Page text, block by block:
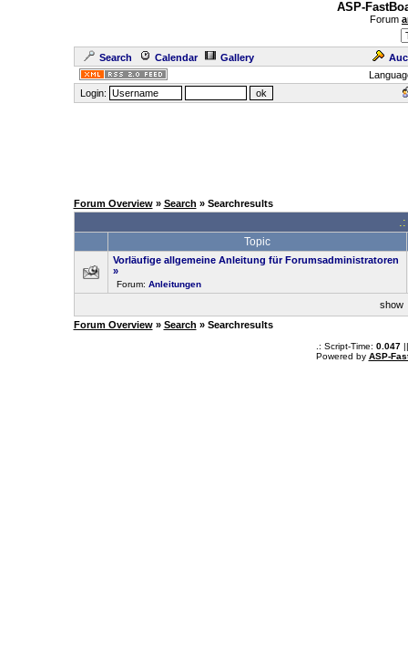
ASP-
Forum
Search Calendar Gallery
Login:
Forum Overview» Search » Searchresults
Topic
Vorläufige allgemeine Anleitung für Forumsadministratoren
»
Forum: Anleitungen
show
Forum Overview» Search » Searchresults
.: Script-Time: 0.047||
Powered by ASP-